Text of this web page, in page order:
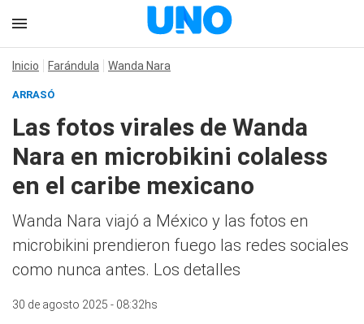
Inicio Farándula Wanda Nara
ARRASÓ
Las fotos virales de Wanda
Nara en microbikini colaless
en el caribe mexicano
Wanda Nara viajó a México y las fotos en
microbikini prendieron fuego las redes sociales
como nunca antes. Los detalles
30 de agosto 2025 - 08:32hs